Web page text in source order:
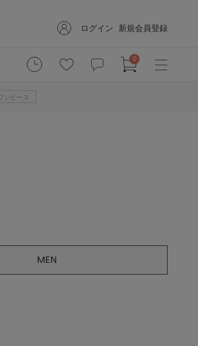
ログイン 新規会員登録
0
ンピース
MEN